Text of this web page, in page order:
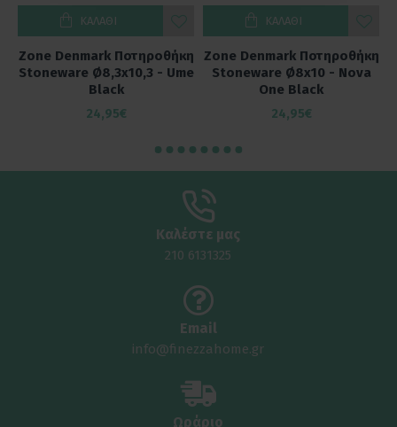
Zone Denmark Ποτηροθήκη
Stoneware Ø8,3x10,3 - Ume
Black
24,95€
ΚΑΛΆΘΙ
Zone Denmark Ποτηροθήκη
Stoneware Ø8x10 - Nova
One Black
24,95€
ΚΑΛΆΘΙ
Καλέστε μας
210 6131325
Email
info@finezzahome.gr
Ωράριο